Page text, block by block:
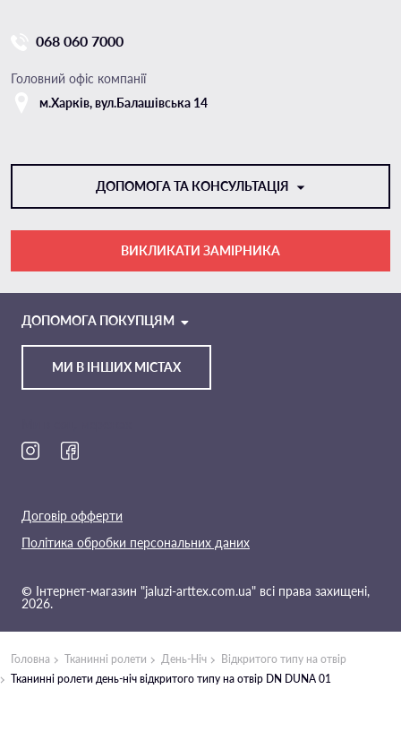
068 060 7000
Головний офіс компанії
м.Харкiв, вул.Балашівська 14
ДОПОМОГА ТА КОНСУЛЬТАЦІЯ
TELEGRAM
ВИКЛИКАТИ ЗАМІРНИКА
МИ В ІНШИХ МІСТАХ
ДОПОМОГА ПОКУПЦЯМ
© Інтернет-магазин "jaluzi-arttex.com.ua" всі права захищені,
2026.
Договір офферти
Політика обробки персональних даних
Головна Тканинні ролети День-Ніч
Відкритого типу на отвір
Тканинні ролети день-ніч відкритого типу на отвір DN DUNA 01